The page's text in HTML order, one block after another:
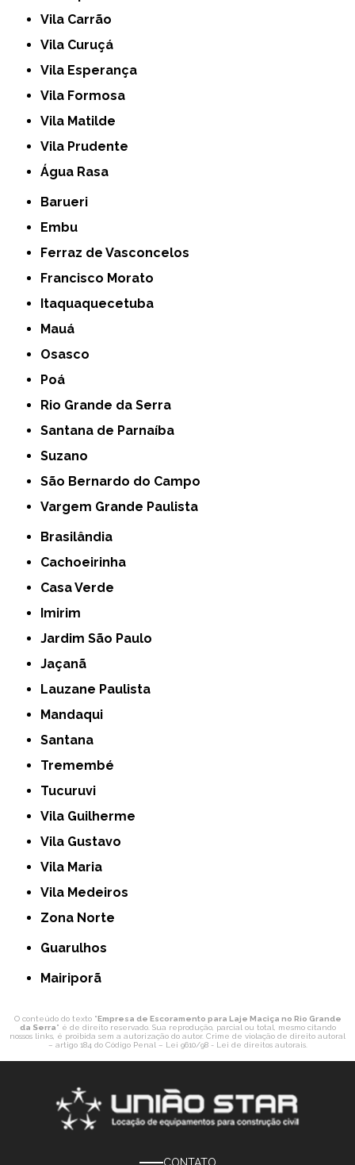
Vila Carrão
Vila Curuçá
Vila Esperança
Vila Formosa
Vila Matilde
Vila Prudente
Água Rasa
Barueri
Embu
Ferraz de Vasconcelos
Francisco Morato
Itaquaquecetuba
Mauá
Osasco
Poá
Rio Grande da Serra
Santana de Parnaíba
Suzano
São Bernardo do Campo
Vargem Grande Paulista
Brasilândia
Cachoeirinha
Casa Verde
Imirim
Jardim São Paulo
Jaçanã
Lauzane Paulista
Mandaqui
Santana
Tremembé
Tucuruvi
Vila Guilherme
Vila Gustavo
Vila Maria
Vila Medeiros
Zona Norte
Guarulhos
Mairiporã
O conteúdo do texto "Empresa de Escoramento para Laje Maciça no Rio Grande
da Serra" é de direito reservado. Sua reprodução, parcial ou total, mesmo citando
nossos links, é proibida sem a autorização do autor. Crime de violação de direito autoral
– artigo 184 do Código Penal – Lei 9610/98 - Lei de direitos autorais.
CONTATO